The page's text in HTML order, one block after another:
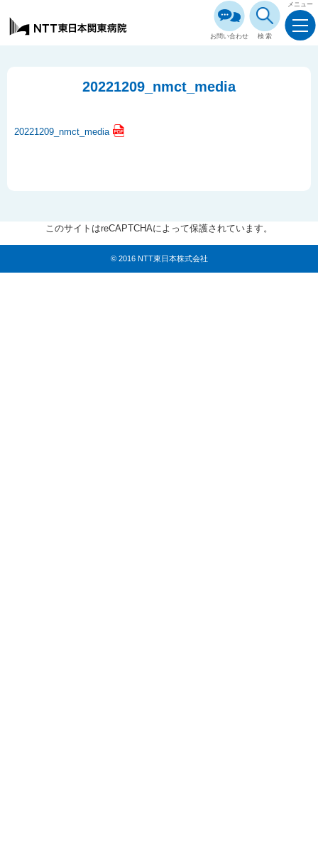
お問い合わせ 検索
メニュー
20221209_nmct_media
20221209_nmct_media
このサイトはreCAPTCHAによって保護されています。
© 2016 NTT東日本株式会社